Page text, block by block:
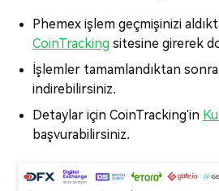
Phemex işlem geçmişinizi
CoinTracking sitesine girerek
İşlemler tamamlandıktan
indirebilirsiniz.
Detaylar için CoinTracking'in
başvurabilirsiniz.